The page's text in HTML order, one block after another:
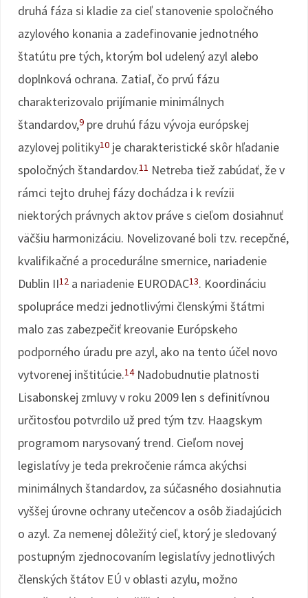
druhá fáza si kladie za cieľ stanovenie spoločného
azylového konania a zadefinovanie jednotného
štatútu pre tých, ktorým bol udelený azyl alebo
doplnková ochrana. Zatiaľ, čo prvú fázu
charakterizovalo prijímanie minimálnych
štandardov,9 pre druhú fázu vývoja európskej
azylovej politiky10 je charakteristické skôr hľadanie
spoločných štandardov.11 Netreba tiež zabúdať, že v
rámci tejto druhej fázy dochádza i k revízii
niektorých právnych aktov práve s cieľom dosiahnuť
väčšiu harmonizáciu. Novelizované boli tzv. recepčné,
kvalifikačné a procedurálne smernice, nariadenie
Dublin II12 a nariadenie EURODAC13. Koordináciu
spolupráce medzi jednotlivými členskými štátmi
malo zas zabezpečiť kreovanie Európskeho
podporného úradu pre azyl, ako na tento účel novo
vytvorenej inštitúcie.14Nadobudnutie platnosti
Lisabonskej zmluvy v roku 2009 len s definitívnou
určitosťou potvrdilo už pred tým tzv. Haagskym
programom narysovaný trend. Cieľom novej
legislatívy je teda prekročenie rámca akýchsi
minimálnych štandardov, za súčasného dosiahnutia
vyššej úrovne ochrany utečencov a osôb žiadajúcich
o azyl. Za nemenej dôležitý cieľ, ktorý je sledovaný
postupným zjednocovaním legislatívy jednotlivých
členských štátov EÚ v oblasti azylu, možno